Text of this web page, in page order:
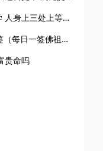
你的身上的三处上等风水学 人身上三处上等风水感悟
观音在线抽签观音解签88签（每日一签佛祖灵签）
贵命吗